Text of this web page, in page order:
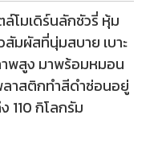
ล์โมเดิร์นลักชัวรี่ หุ้ม
สัมผัสที่นุ่มสบาย เบาะ
พสูง มาพร้อมหมอน
ลาสติกทำสีดำซ่อนอยู่
110 กิโลกรัม